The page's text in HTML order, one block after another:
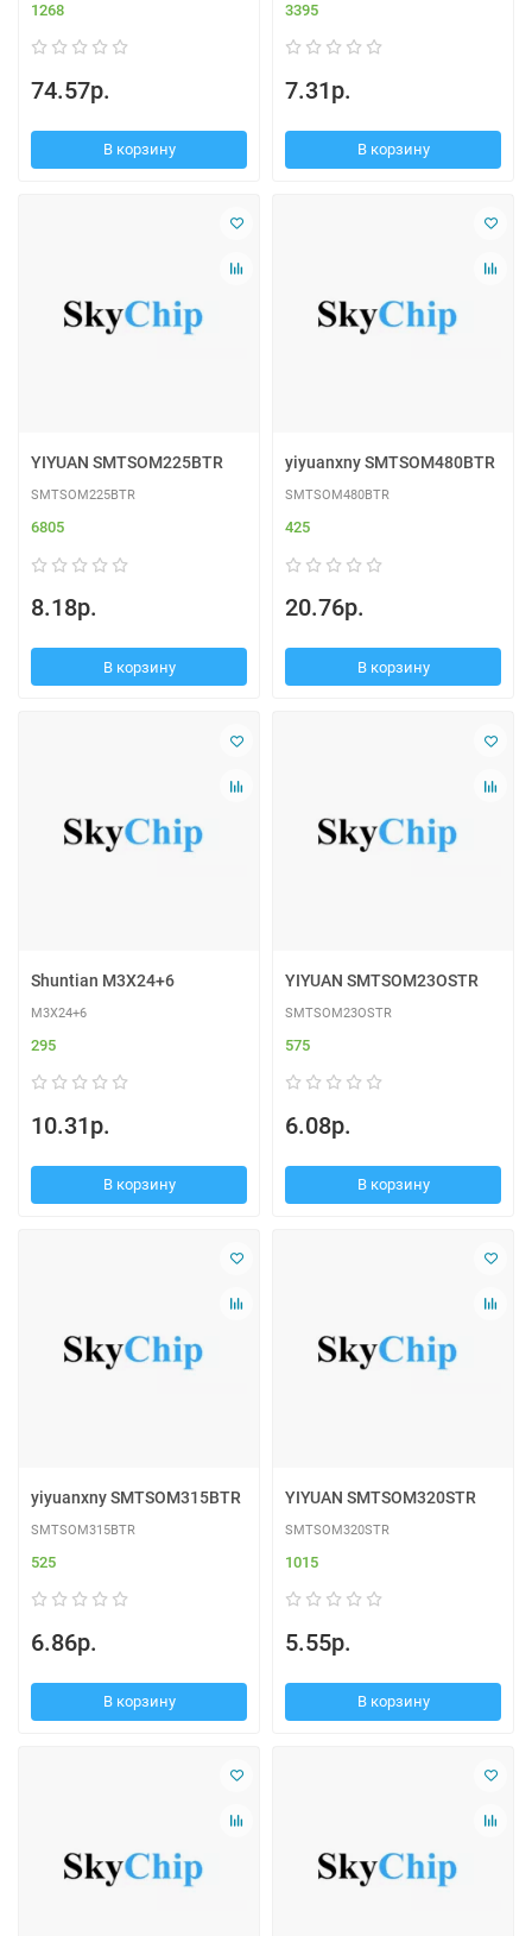
1268
74.57р.
В корзину
3395
7.31р.
В корзину
YIYUAN SMTSOM225BTR
SMTSOM225BTR
6805
8.18р.
В корзину
yiyuanxny SMTSOM480BTR
SMTSOM480BTR
425
20.76р.
В корзину
Shuntian M3X24+6
M3X24+6
295
10.31р.
В корзину
YIYUAN SMTSOM23OSTR
SMTSOM23OSTR
575
6.08р.
В корзину
yiyuanxny SMTSOM315BTR
SMTSOM315BTR
525
6.86р.
В корзину
YIYUAN SMTSOM320STR
SMTSOM320STR
1015
5.55р.
В корзину